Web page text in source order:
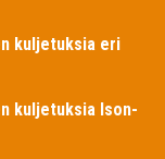
kuljetuksia eri
kuljetuksia Ison-